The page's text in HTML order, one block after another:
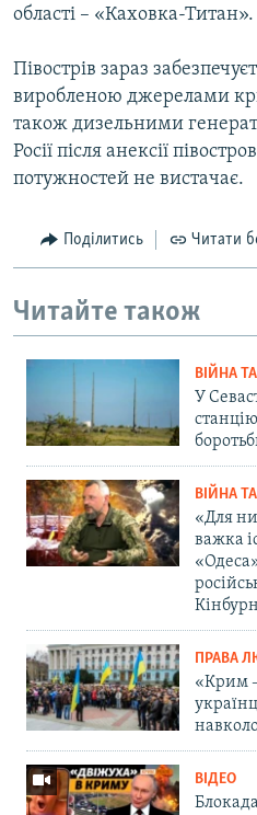
області – «Каховка-Титан».
Півострів зараз
виробленою джерелами
також дизельними
Росії після анексії
потужностей не вистачає.
Поділитись Читати
Читайте також
ВІЙНА
У
ВІЙНА
«Для
важка
ПРАВА
«Крим
ВІДЕО